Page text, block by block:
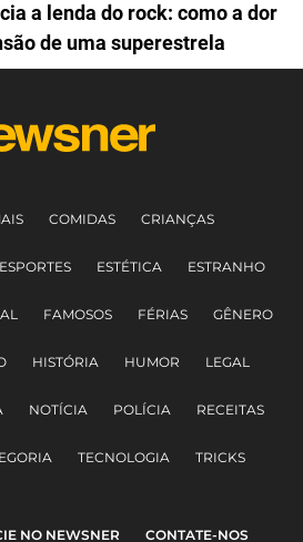
a lenda do rock: como a dor
de uma superestrela
COMIDAS CRIANÇAS
ESPORTES ESTÉTICA ESTRANHO
FAMOSOS FÉRIAS GÊNERO
HISTÓRIA HUMOR LEGAL
NOTÍCIA POLÍCIA RECEITAS
TECNOLOGIA TRICKS
NO NEWSNER CONTATE-NOS